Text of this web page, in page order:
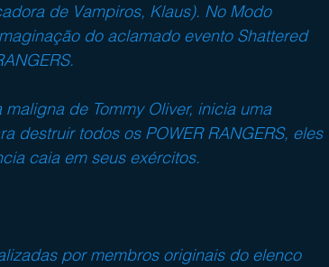
de Vampiros, Klaus). No Modo
do aclamado evento Shattered
de Tommy Oliver, inicia uma
destruir todos os POWER RANGERS, eles
caia em seus exércitos.
por membros originais do elenco